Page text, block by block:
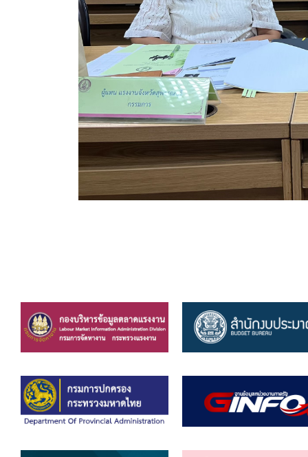
ข้อบัญญัติอื่นๆ ของ อบจ.สุพรรณบุรี
รายงานการประชุมสภา อบจ.สุพรรณบุรี
รายงานรายรับรายจ่าย อบจ.สุพรรณบุรี
รายงานการติดตามและประเมินผลแผนพัฒนาท้อง
สรุปผลการประเมินความพึงพอใจ
คลินิกเซ็นเตอร์
แบบฟอร์มบริหารงานบุคคล
รายงานตรวจสอบภายใน
รายงานเครื่องจักรกล อบจ.